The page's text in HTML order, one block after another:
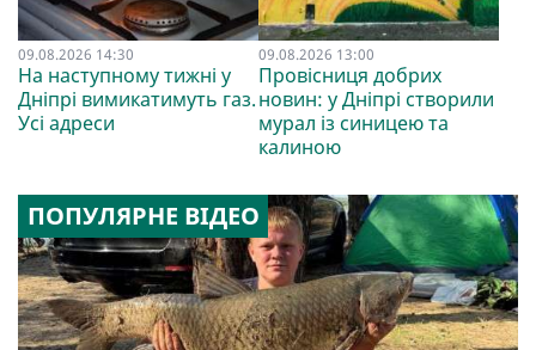
09.08.2026 14:30
На наступному тижні у
Дніпрі вимикатимуть газ.
Усі адреси
09.08.2026 13:00
Провісниця добрих
новин: у Дніпрі створили
мурал із синицею та
калиною
ПОПУЛЯРНЕ ВІДЕО